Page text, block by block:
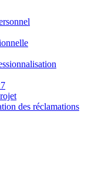
des réclamations